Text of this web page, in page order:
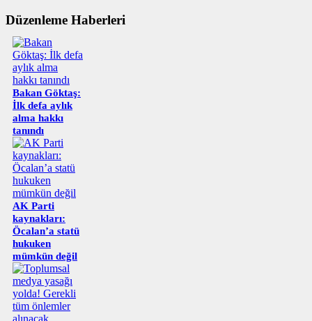
Düzenleme Haberleri
Bakan Göktaş:
İlk defa aylık
alma hakkı
tanındı
AK Parti
kaynakları:
Öcalan’a statü
hukuken
mümkün değil